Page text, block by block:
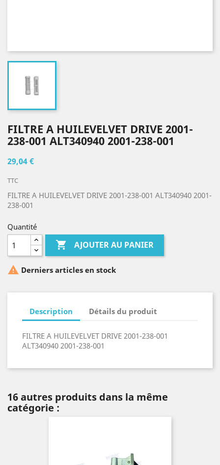
FILTRE A HUILEVELVET DRIVE 2001-
238-001 ALT340940 2001-238-001
29,04 €
TTC
FILTRE A HUILEVELVET DRIVE 2001-238-001 ALT340940 2001-
238-001
Quantité
 AJOUTER AU PANIER
 Derniers articles en stock
Description Détails du produit
FILTRE A HUILEVELVET DRIVE 2001-238-001
ALT340940 2001-238-001
16 autres produits dans la même
catégorie :